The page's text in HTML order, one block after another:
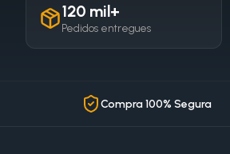
120 mil+
Pedidos entregues
Compra 100% Segura